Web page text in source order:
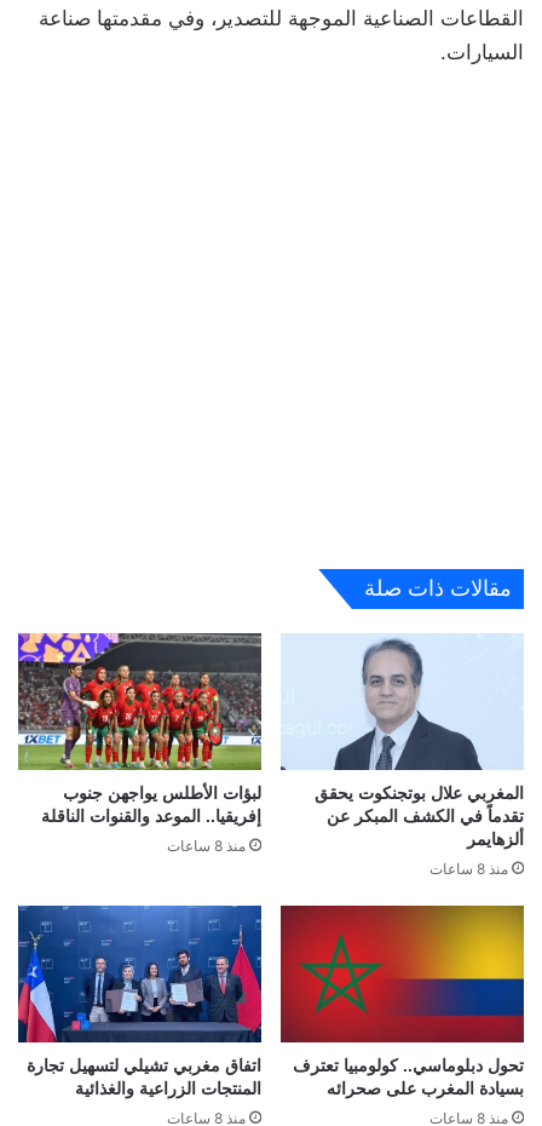
القطاعات الصناعية الموجهة للتصدير، وفي مقدمتها صناعة
السيارات.
مقالات ذات صلة
المغربي علال بوتجنكوت يحقق
تقدماً في الكشف المبكر عن
ألزهايمر
منذ 8 ساعات
لبؤات الأطلس يواجهن جنوب
إفريقيا.. الموعد والقنوات الناقلة
منذ 8 ساعات
تحول دبلوماسي.. كولومبيا تعترف
بسيادة المغرب على صحرائه
منذ 8 ساعات
اتفاق مغربي تشيلي لتسهيل تجارة
المنتجات الزراعية والغذائية
منذ 8 ساعات